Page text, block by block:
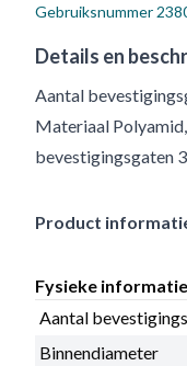
Gebruiksnummer
Details en
Aantal
Materiaal
bevestigingsgaten
Product
Fysieke informatie
Aantal
Binnendiameter